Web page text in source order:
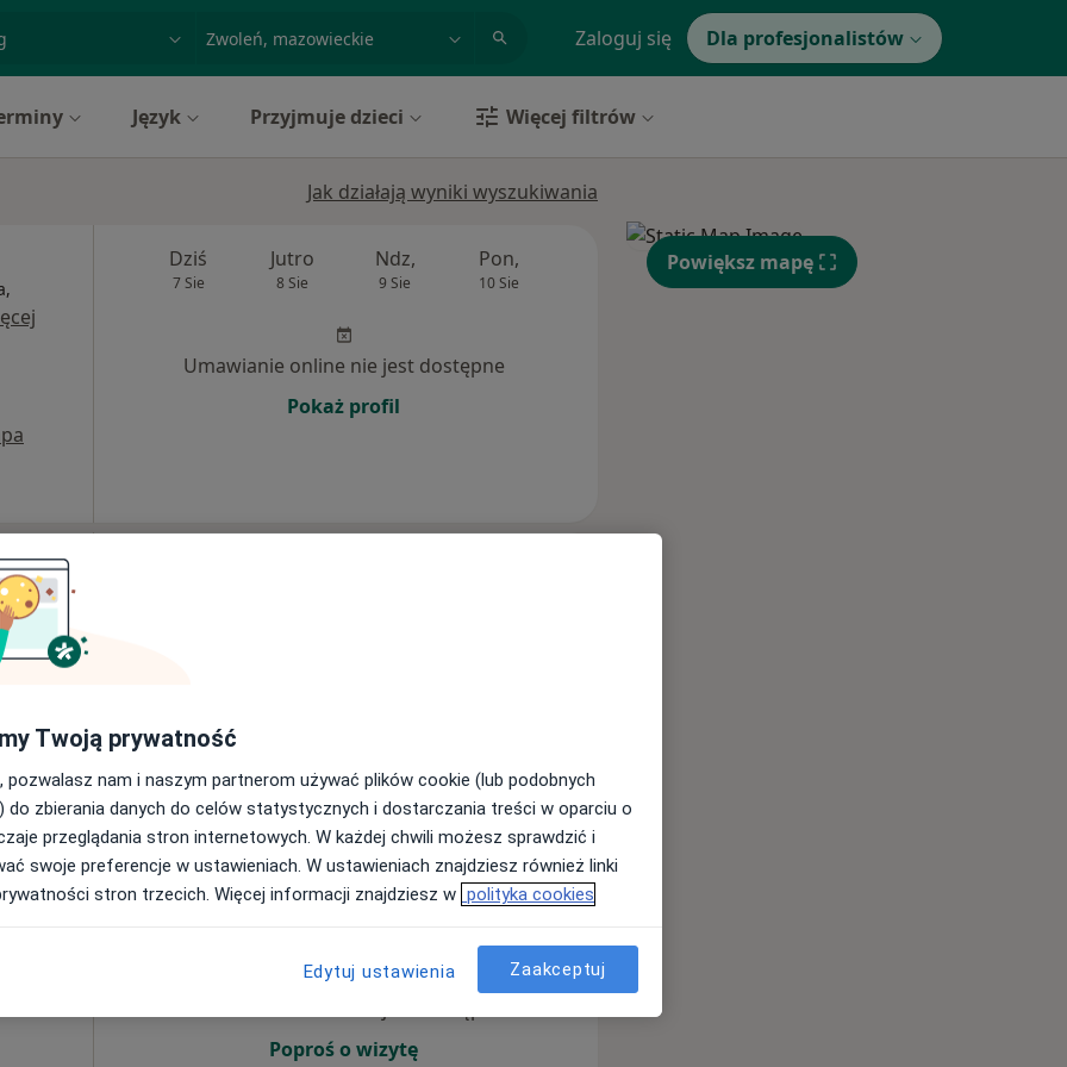
miasto lub dzielnica Zaloguj się Dla profesjonalistów
Język Przyjmuje dzieci Więcej filtrów
Jak działają wyniki wyszukiwania
Dziś
7 Sie
Jutro
8 Sie
Ndz,
9 Sie
Pon,
10 Sie
Śr, Czw,
Umawianie online nie jest dostępne
Pokaż profil
usługa
Dziś Jutro Ndz, Pon, Wt,
Poproś o wizytę
Powiększ mapę
Twoją prywatność
pozwalasz nam i naszym partnerom używać plików cookie (lub podobnych
do zbierania danych do celów statystycznych i dostarczania treści w oparciu o
przeglądania stron internetowych. W każdej chwili możesz sprawdzić i
swoje preferencje w ustawieniach. W ustawieniach znajdziesz również linki
stron trzecich. Więcej informacji znajdziesz w polityka cookies
Edytuj ustawienia Zaakceptuj